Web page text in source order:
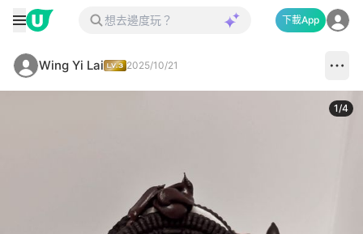
下載App
Wing Yi Lai 2025/10/21
1/4